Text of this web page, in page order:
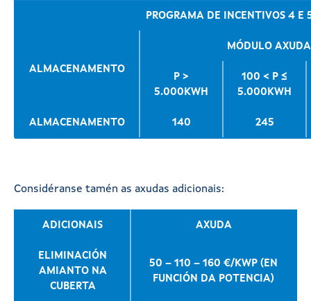
PROGRAMA DE INCENTIVOS 4 E
ALMACENAMENTO
MÓDULO
P >
5.000KWH
100 < P ≤
5.000KWH
ALMACENAMENTO 140 245
Considéranse tamén as axudas adicionais:
ADICIONAIS AXUDA
ELIMINACIÓN
AMIANTO NA
CUBERTA
50 – 110 – 160 €/KWP (EN
FUNCIÓN DA POTENCIA)